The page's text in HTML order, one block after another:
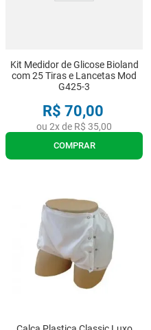
Kit Medidor de Glicose Bioland
com 25 Tiras e Lancetas Mod
G425-3
R$ 70,00
ou 2x de R$ 35,00
COMPRAR